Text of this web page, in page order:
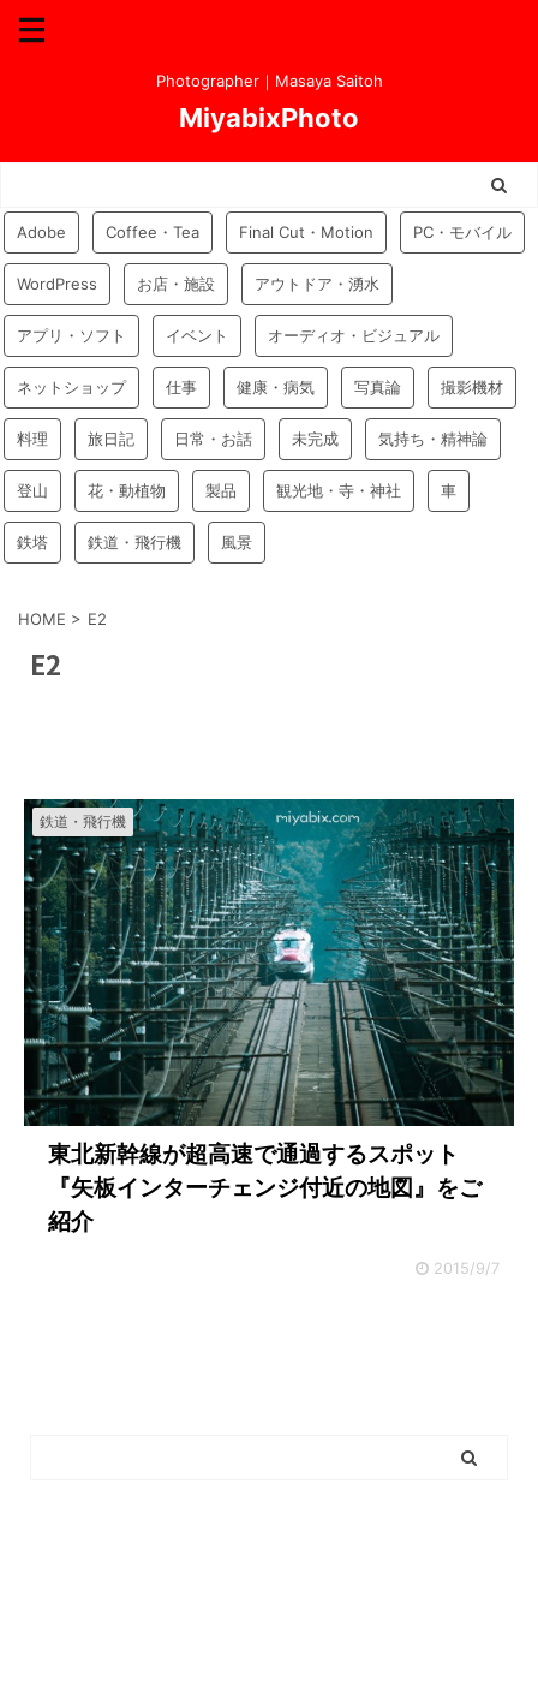
Photographer｜Masaya Saitoh
MiyabixPhoto
Adobe Coffee・Tea Final Cut・Motion PC・モバイル
WordPress お店・施設 アウトドア・湧水
アプリ・ソフト イベント オーディオ・ビジュアル
ネットショップ 仕事 健康・病気 写真論 撮影機材
料理 旅日記 日常・お話 未完成 気持ち・精神論
登山 花・動植物 製品 観光地・寺・神社 車
鉄塔 鉄道・飛行機 風景
HOME > E2
E2
鉄道・飛行機
東北新幹線が超高速で通過するスポット
『矢板インターチェンジ付近の地図』をご
紹介
2015/9/7